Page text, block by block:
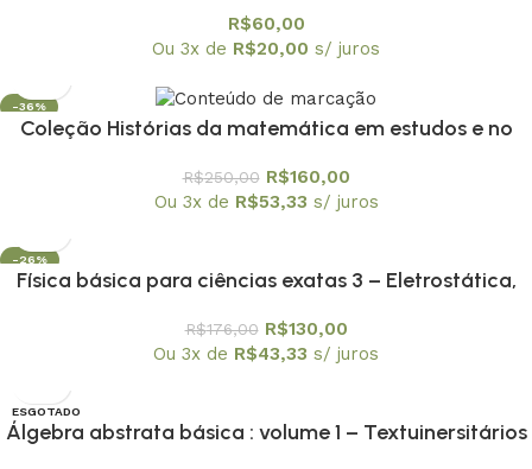
R$60,00
Ou 3x de R$20,00 s/ juros
-36%
Coleção Histórias da matemática em estudos e no
R$250,00 R$160,00
Ou 3x de R$53,33 s/ juros
-26%
Física básica para ciências exatas 3 – Eletrostática,
R$176,00 R$130,00
Ou 3x de R$43,33 s/ juros
ESGOTADO
Álgebra abstrata básica : volume 1 – Textuinersitários